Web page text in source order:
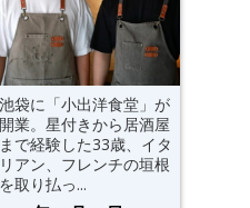
池袋に「小出洋食堂」が
開業。星付きから居酒屋
まで経験した33歳、イタ
リアン、フレンチの垣根
を取り払っ...